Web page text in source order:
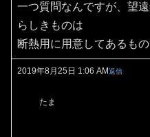
一つ質問なんですが、望
らしきものは
断熱用に用意してあるも
2019年8月25日 1:06 AM返信
たま